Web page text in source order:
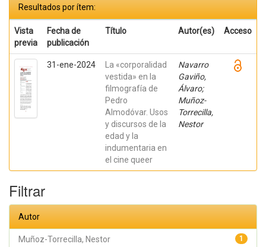
Resultados por ítem:
Vista
previa
Fecha de
publicación
Título Autor(es) Acceso
31-ene-2024
La «corporalidad
vestida» en la
filmografía de
Pedro
Almodóvar. Usos
y discursos de la
edad y la
indumentaria en
el cine queer
Navarro
Gaviño,
Álvaro;
Muñoz-
Torrecilla,
Nestor
Filtrar
Autor
1
Muñoz-Torrecilla, Nestor